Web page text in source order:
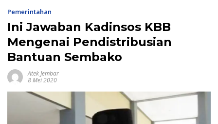
Pemerintahan
Ini Jawaban Kadinsos KBB
Mengenai Pendistribusian
Bantuan Sembako
Atek Jembar
8 Mei 2020